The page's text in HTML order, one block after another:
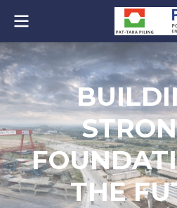
BUILDI
STRON
FOUNDATI
THEFU